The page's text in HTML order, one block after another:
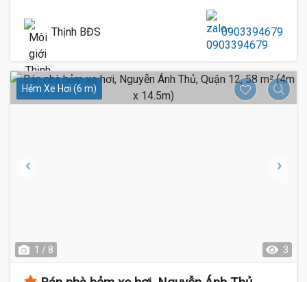
Thịnh BĐS 0903394679
Hẻm Xe Hơi (6 m)
1 / 8 3